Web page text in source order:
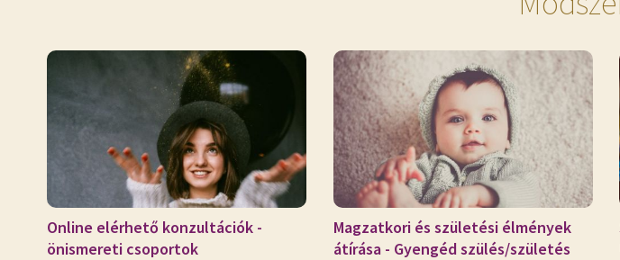
Online elérhető konzultációk -
önismereti csoportok
Magzatkori és születési élmények
átírása - Gyengéd szülés/születés